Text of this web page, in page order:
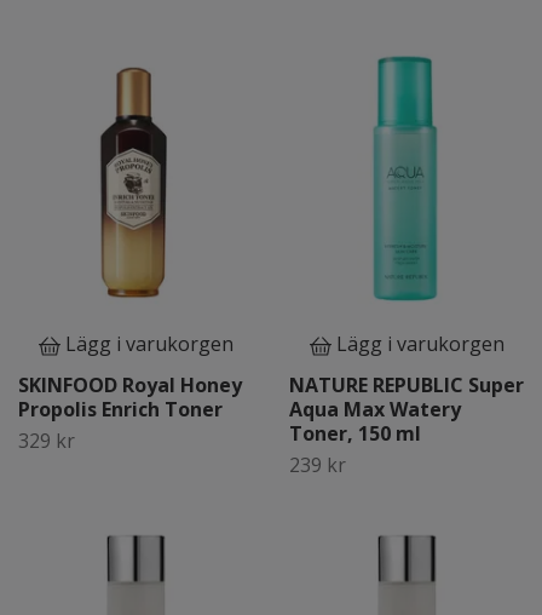
Lägg i varukorgen
SKINFOOD Royal Honey
Propolis Enrich Toner
329 kr
Lägg i varukorgen
NATURE REPUBLIC Super
Aqua Max Watery
Toner, 150 ml
239 kr